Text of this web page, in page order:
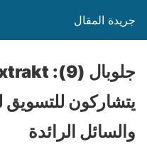
جريدة المقال
يتشاركون للتسويق
والسائل الرائدة